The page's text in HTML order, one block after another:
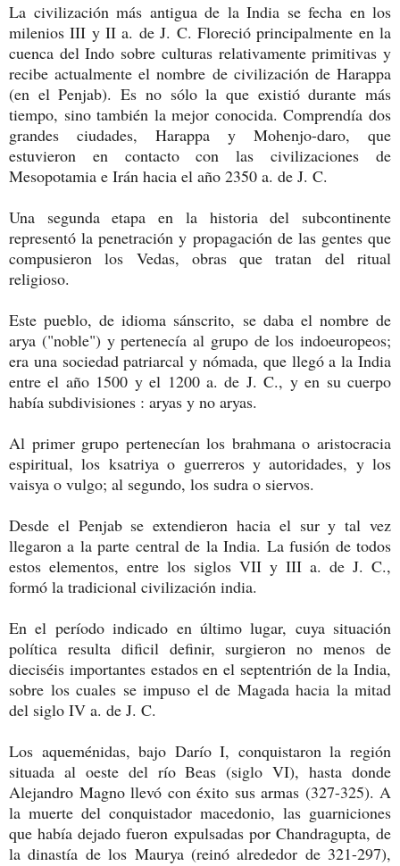
La civilización más antigua de la India se fecha en los
milenios III y II a. de J. C. Floreció principalmente en la
cuenca del Indo sobre culturas relativamente primitivas y
recibe actualmente el nombre de civilización de Harappa
(en el Penjab). Es no sólo la que existió durante más
tiempo, sino también la mejor conocida. Comprendía dos
grandes ciudades, Harappa y Mohenjo-daro, que
estuvieron en contacto con las civilizaciones de
Mesopotamia e Irán hacia el año 2350 a. de J. C.
Una segunda etapa en la historia del subcontinente
representó la penetración y propagación de las gentes que
compusieron los Vedas, obras que tratan del ritual
religioso.
Este pueblo, de idioma sánscrito, se daba el nombre de
arya ("noble") y pertenecía al grupo de los indoeuropeos;
era una sociedad patriarcal y nómada, que llegó a la India
entre el año 1500 y el 1200 a. de J. C., y en su cuerpo
había subdivisiones : aryas y no aryas.
Al primer grupo pertenecían los brahmana o aristocracia
espiritual, los ksatriya o guerreros y autoridades, y los
vaisya o vulgo; al segundo, los sudra o siervos.
Desde el Penjab se extendieron hacia el sur y tal vez
llegaron a la parte central de la India. La fusión de todos
estos elementos, entre los siglos VII y III a. de J. C.,
formó la tradicional civilización india.
En el período indicado en último lugar, cuya situación
política resulta dificil definir, surgieron no menos de
dieciséis importantes estados en el septentrión de la India,
sobre los cuales se impuso el de Magada hacia la mitad
del siglo IV a. de J. C.
Los aqueménidas, bajo Darío I, conquistaron la región
situada al oeste del río Beas (siglo VI), hasta donde
Alejandro Magno llevó con éxito sus armas (327-325). A
la muerte del conquistador macedonio, las guarniciones
que había dejado fueron expulsadas por Chandragupta, de
la dinastía de los Maurya (reinó alrededor de 321-297),